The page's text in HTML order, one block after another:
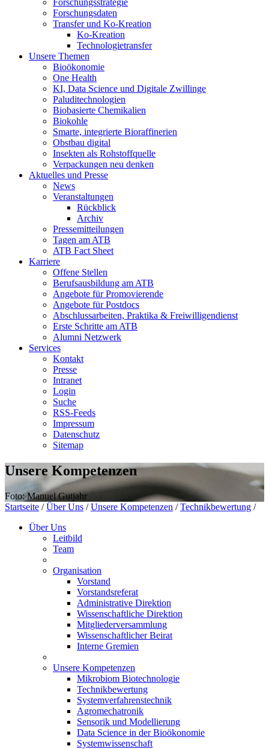
Forschungsstrategie
Forschungsdaten
Transfer und Ko-Kreation
Ko-Kreation
Technologietransfer
Unsere Themen
Bioökonomie
One Health
KI, Data Science und Digitale Zwillinge
Paluditechnologien
Biobasierte Chemikalien
Biokohle
Smarte, integrierte Bioraffinerien
Obstbau digital
Insekten als Rohstoffquelle
Verpackungen neu denken
Aktuelles und Presse
News
Veranstaltungen
Rückblick
Archiv
Pressemitteilungen
Tagen am ATB
ATB Fact Sheet
Karriere
Offene Stellen
Berufsausbildung am ATB
Angebote für Promovierende
Angebote für Postdocs
Abschlussarbeiten, Praktika & Freiwilligendienst
Erste Schritte am ATB
Alumni Netzwerk
Services
Kontakt
Presse
Intranet
Login
Suche
RSS-Feeds
Impressum
Datenschutz
Sitemap
Unsere Kompetenzen
Foto: Manuel Gutjahr
Startseite / Über Uns / Unsere Kompetenzen / Technikbewertung /
Über Uns
Leitbild
Team
Organisation
Vorstand
Vorstandsreferat
Administrative Direktion
Wissenschaftliche Direktion
Mitgliederversammlung
Wissenschaftlicher Beirat
Interne Gremien
Unsere Kompetenzen
Mikrobiom Biotechnologie
Technikbewertung
Systemverfahrenstechnik
Agromechatronik
Sensorik und Modellierung
Data Science in der Bioökonomie
Systemwissenschaft